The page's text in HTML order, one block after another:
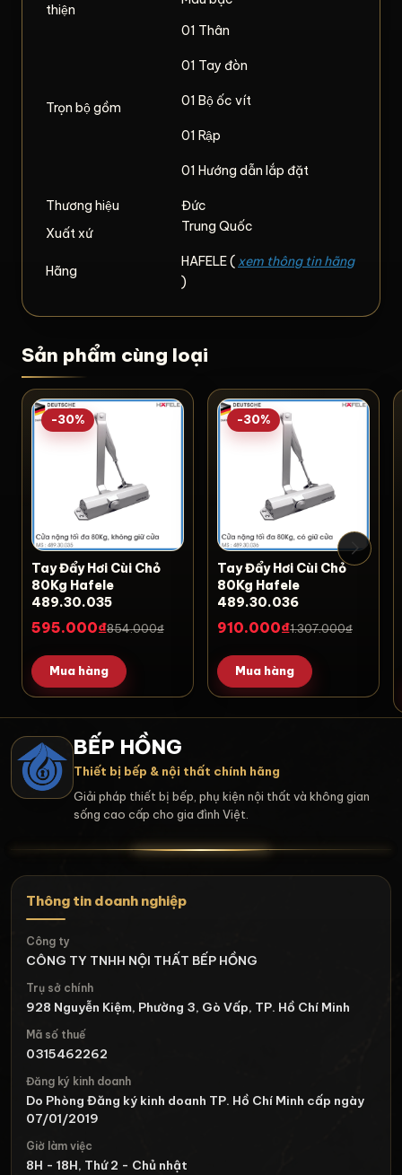
thiện
Trọn bộ gồm
01 Thân
01 Tay đòn
01 Bộ ốc vít
01 Rập
01 Hướng dẫn lắp đặt
Thương hiệu
Đức
Xuất xứ
Trung Quốc
Hãng
HAFELE ( xem thông tin hãng
)
Sản phẩm cùng loại
-30%
Tay Đẩy Hơi Cùi Chỏ
80Kg Hafele
489.30.035
595.000₫854.000₫
Mua hàng
-30%
Tay Đẩy Hơi Cùi Chỏ
80Kg Hafele
489.30.036
910.000₫1.307.000₫
Mua hàng
BẾP HỒNG
Thiết bị bếp & nội thất chính hãng
Giải pháp thiết bị bếp, phụ kiện nội thất và không gian
sống cao cấp cho gia đình Việt.
Thông tin doanh nghiệp
Công ty
CÔNG TY TNHH NỘI THẤT BẾP HỒNG
Trụ sở chính
928 Nguyễn Kiệm, Phường 3, Gò Vấp, TP. Hồ Chí Minh
Mã số thuế
0315462262
Đăng ký kinh doanh
Do Phòng Đăng ký kinh doanh TP. Hồ Chí Minh cấp ngày
07/01/2019
Giờ làm việc
8H - 18H, Thứ 2 - Chủ nhật